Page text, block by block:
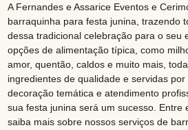
A Fernandes e Assarice Eventos e
barraquinha para festa junina, trazendo
dessa tradicional celebração para o seu
opções de alimentação típica, como
amor, quentão, caldos e muito mais,
ingredientes de qualidade e servidas
decoração temática e atendimento
sua festa junina será um sucesso. Entre
saiba mais sobre nossos serviços de